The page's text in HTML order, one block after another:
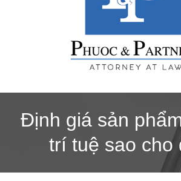
Định giá sản
trí tuệ sao cho